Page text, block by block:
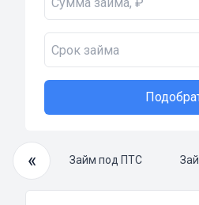
«
займ Займ под ПТС